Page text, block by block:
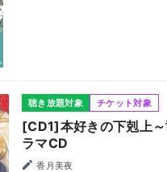
聴き放題対象 チケット対象
[CD1]本好きの下剋上
ラマCD
香月美夜